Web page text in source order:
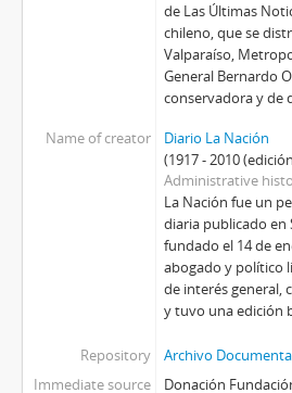
de Las Últimas
chileno, que se
Valparaíso,
General Bernardo
conservadora y de
Name of creator
Diario La Nación
(1917 - 2010
Administrative
La Nación fue un
diaria publicado en
fundado el 14 de
abogado y político
de interés general,
y tuvo una edición
Repository
Archivo
Immediate source
Donación